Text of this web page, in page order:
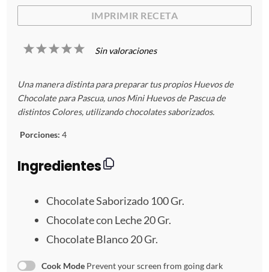
IMPRIMIR RECETA
5
s
l
l
a
4
s
l
a
3
s
l
a
2
s
l
l
a
1
s
e
l
a
Sin valoraciones
Una manera distinta para preparar tus propios Huevos de
Chocolate para Pascua, unos Mini Huevos de Pascua de
distintos Colores, utilizando chocolates saborizados.
Porciones: 4
Ingredientes
Chocolate Saborizado 100Gr.
Chocolate con Leche 20 Gr.
Chocolate Blanco20Gr.
Cook Mode Prevent your screen from going dark